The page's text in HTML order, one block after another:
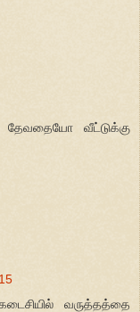
வீட்டுக்கு
வருத்தத்தை